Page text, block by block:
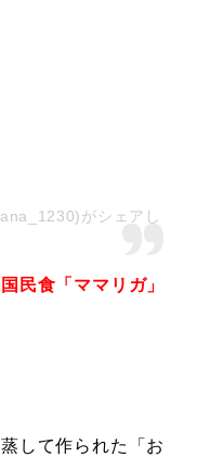
がシェアし
民食「ママリガ」
して作られた「お